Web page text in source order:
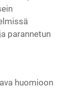
parannetun
huomioon